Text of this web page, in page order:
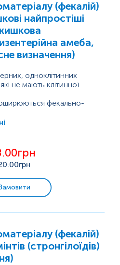
(фекалій)
найпростіші
амеба,
визначення)
одноклітинних
які не мають клітинної
фекально-
руки. Інфікування
питної води,
середовища й
економічні умови.
.00грн
(фекалій)
(стронгілоїдів)